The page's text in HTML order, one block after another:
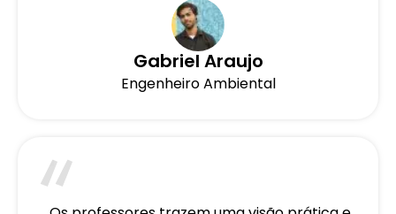
Gabriel Araujo
Engenheiro Ambiental